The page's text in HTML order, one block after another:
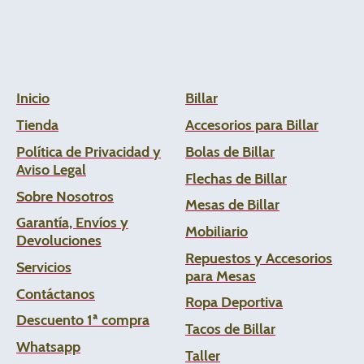
Inicio
Tienda
Política de Privacidad y
Aviso Legal
Sobre Nosotros
Garantía, Envíos y
Devoluciones
Servicios
Contáctanos
Descuento 1ª compra
Whatsapp
Billar
Accesorios para Billar
Bolas de Billar
Flechas de Billar
Mesas de Billar
Mobiliario
Repuestos y Accesorios
para Mesas
Ropa Deportiva
Tacos de Billar
Taller